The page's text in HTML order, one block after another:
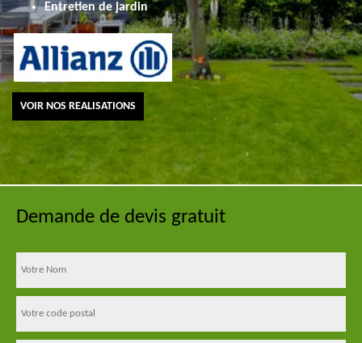
Entretien de jardin
VOIR NOS REALISATIONS
Demande de devis gratuit